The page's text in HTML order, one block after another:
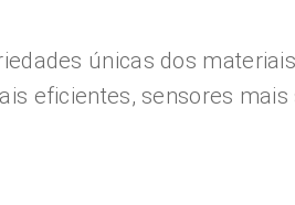
únicas dos
eficientes, sensores